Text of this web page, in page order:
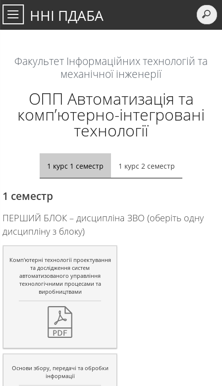
ННІ ПДАБА
Факультет Інформаційних технологій та
механічної інженерії
ОПП Автоматизація та
комп’ютерно-інтегровані
технології
1 курс 1 семестр 1 курс 2 семестр
1 семестр
ПЕРШИЙ БЛОК – дисципліна ЗВО (оберіть одну
дисципліну з блоку)
Комп'ютерні технології проектування
та дослідження систем
автоматизованого управління
технологічними процесами та
виробництвами
Основи збору, передачі та обробки
інформації